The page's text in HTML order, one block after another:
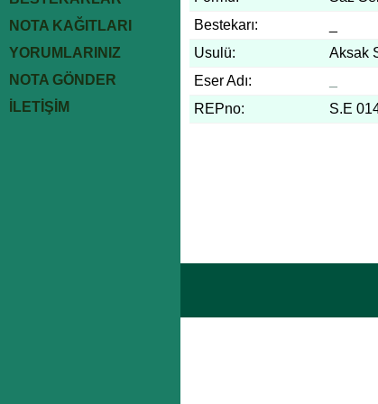
NOTA KAĞITLARI
YORUMLARINIZ
NOTA GÖNDER
İLETİŞİM
Bestekarı:
Usulü:
Aksak
Eser Adı:
REPno:
S.E